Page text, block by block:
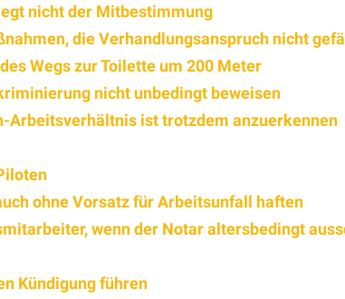
nicht der Mitbestimmung
die Verhandlungsanspruch nicht
Wegs zur Toilette um 200 Meter
nicht unbedingt beweisen
Arbeitsverhältnis ist trotzdem anzuerkennen
ohne Vorsatz für Arbeitsunfall haften
wenn der Notar altersbedingt
Kündigung führen